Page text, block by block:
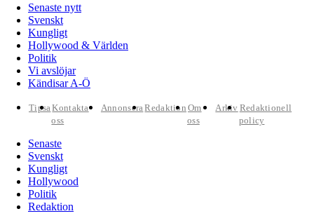
Senaste nytt
Svenskt
Kungligt
Hollywood & Världen
Politik
Vi avslöjar
Kändisar A-Ö
TipsaKontakta
oss
AnnonseraRedaktion Om
oss
Arkiv Redaktionell
policy
Senaste
Svenskt
Kungligt
Hollywood
Politik
Redaktion